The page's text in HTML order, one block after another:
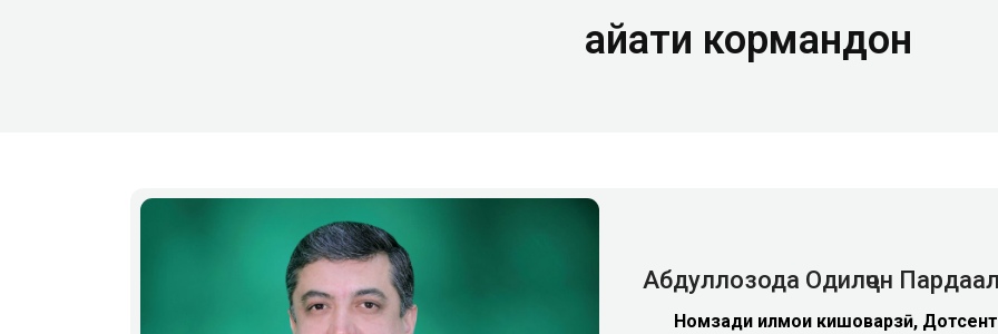
Ҳайати кормандон
Абдуллозода Одилҷон
Номзади илмҳои кишоварзӣ, Дотсент